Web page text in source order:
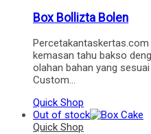
Box Bollizta Bolen
kemasan tahu bakso
olahan bahan yang
Custom…
Quick Shop
Out of stock
Quick Shop